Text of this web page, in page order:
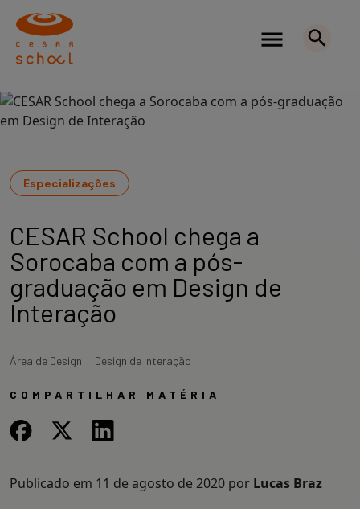
Especializações
CESAR School chega a
Sorocaba com a pós-
graduação em Design de
Interação
Área de Design Design de Interação
COMPARTILHAR MATÉRIA
Publicado em 11 de agosto de 2020 por Lucas Braz